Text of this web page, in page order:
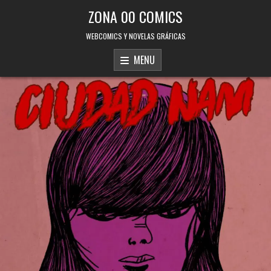
ZONA 00 COMICS
WEBCOMICS Y NOVELAS GRÁFICAS
MENU